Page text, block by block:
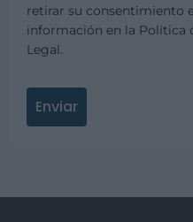
retirar su consentimiento
información en la Política
Legal.
Enviar